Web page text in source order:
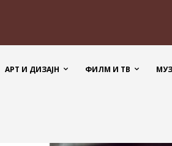
АРТ И ДИЗАЈН ФИЛМ И ТВ